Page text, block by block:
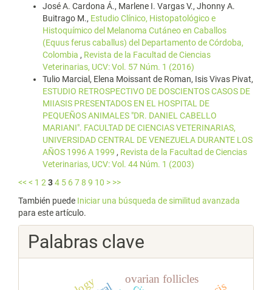
José A. Cardona Á., Marlene I. Vargas V., Jhonny A.
Buitrago M., Estudio Clínico, Histopatológico e
Histoquímico del Melanoma Cutáneo en Caballos
(Equus ferus caballus) del Departamento de Córdoba,
Colombia , Revista de la Facultad de Ciencias
Veterinarias, UCV: Vol. 57 Núm. 1 (2016)
Tulio Marcial, Elena Moissant de Roman, Isis Vivas Pivat,
ESTUDIO RETROSPECTIVO DE DOSCIENTOS CASOS DE
MIIASIS PRESENTADOS EN EL HOSPITAL DE
PEQUEÑOS ANIMALES "DR. DANIEL CABELLO
MARIANI". FACULTAD DE CIENCIAS VETERINARIAS,
UNIVERSIDAD CENTRAL DE VENEZUELA DURANTE LOS
AÑOS 1996 A 1999 , Revista de la Facultad de Ciencias
Veterinarias, UCV: Vol. 44 Núm. 1 (2003)
<< < 1 234 5 678 9 10 > >>
También puede Iniciar una búsqueda de similitud avanzada
para este artículo.
Palabras clave
ovarian follicles